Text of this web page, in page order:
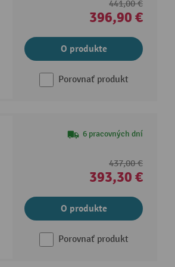
441,00 €
396,90 €
O produkte
Porovnať produkt
6 pracovných dní
437,00 €
393,30 €
O produkte
Porovnať produkt